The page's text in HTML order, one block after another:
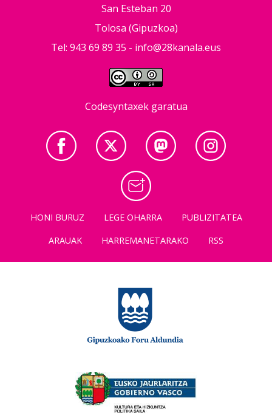
San Esteban 20
Tolosa (Gipuzkoa)
Tel: 943 69 89 35 - info@28kanala.eus
Codesyntaxek garatua
HONI BURUZ LEGE OHARRA
PUBLIZITATEA
ARAUAK
HARREMANETARAKO RSS